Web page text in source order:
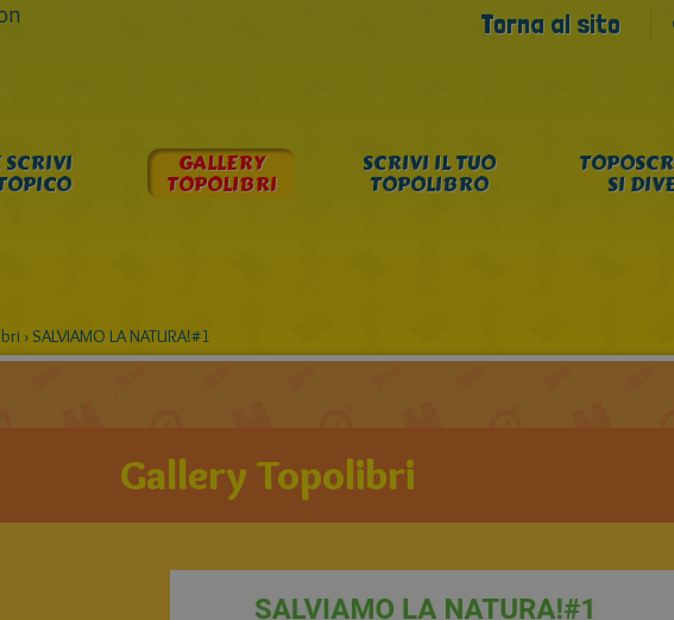
Torna al sito
SCRIVI GALLERY
TOPOLIBRI
SCRIVI IL TUO
TOPOLIBRO SI
› SALVIAMO LA NATURA!#1
Gallery Topolibri